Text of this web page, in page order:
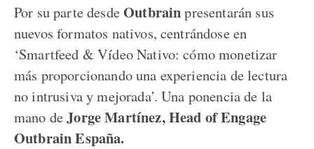
Por su parte desdeOutbrainpresentarán sus
nuevos formatos nativos, centrándose en
‘Smartfeed & Vídeo Nativo: cómo monetizar
más proporcionando una experiencia de lectura
no intrusiva y mejorada’. Una ponencia de la
mano deJorge Martínez, Head of Engage
Outbrain España.